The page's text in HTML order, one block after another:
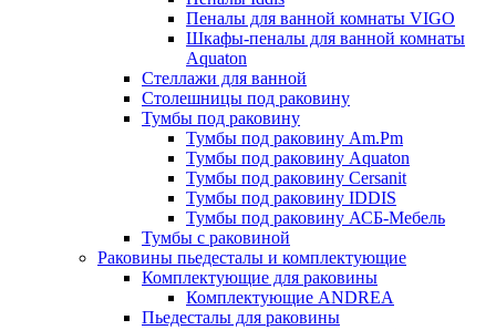
Пеналы для ванной комнаты VIGO
Шкафы-пеналы для ванной комнаты
Aquaton
Стеллажи для ванной
Столешницы под раковину
Тумбы под раковину
Тумбы под раковину Am.Pm
Тумбы под раковину Aquaton
Тумбы под раковину Cersanit
Тумбы под раковину IDDIS
Тумбы под раковину АСБ-Мебель
Тумбы с раковиной
Раковины пьедесталы и комплектующие
Комплектующие для раковины
Комплектующие ANDREA
Пьедесталы для раковины